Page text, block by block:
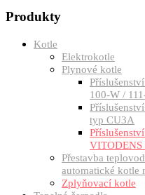
Produkty
Kotle
Elektrokotle
Plynové kotle
100-W /
typ CU3A
VITODENS
Přestavba
automatické kotle
Zplyňovací kotle